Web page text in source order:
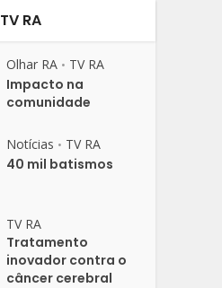
TV RA
Olhar RA • TV RA
Impacto na
comunidade
Notícias • TV RA
40 mil batismos
TV RA
Tratamento
inovador contra o
câncer cerebral